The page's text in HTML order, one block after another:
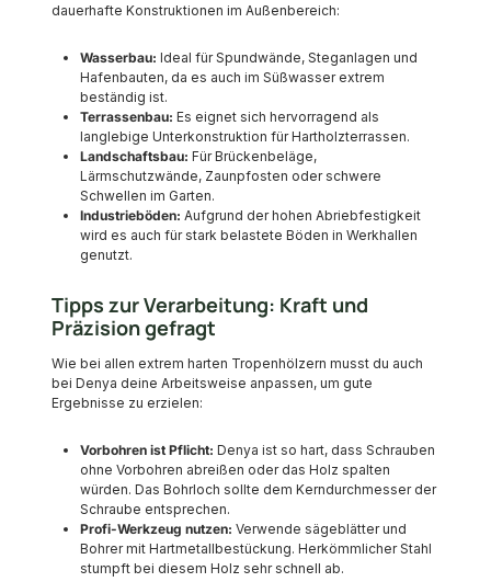
dauerhafte Konstruktionen im Außenbereich:
Wasserbau: Ideal für Spundwände, Steganlagen und
Hafenbauten, da es auch im Süßwasser extrem
beständig ist.
Terrassenbau: Es eignet sich hervorragend als
langlebige Unterkonstruktion für Hartholzterrassen.
Landschaftsbau: Für Brückenbeläge,
Lärmschutzwände, Zaunpfosten oder schwere
Schwellen im Garten.
Industrieböden: Aufgrund der hohen Abriebfestigkeit
wird es auch für stark belastete Böden in Werkhallen
genutzt.
Tipps zur Verarbeitung: Kraft und
Präzision gefragt
Wie bei allen extrem harten Tropenhölzern musst du auch
bei Denya deine Arbeitsweise anpassen, um gute
Ergebnisse zu erzielen:
Vorbohren ist Pflicht: Denya ist so hart, dass Schrauben
ohne Vorbohren abreißen oder das Holz spalten
würden. Das Bohrloch sollte dem Kerndurchmesser der
Schraube entsprechen.
Profi-Werkzeug nutzen: Verwende sägeblätter und
Bohrer mit Hartmetallbestückung. Herkömmlicher Stahl
stumpft bei diesem Holz sehr schnell ab.